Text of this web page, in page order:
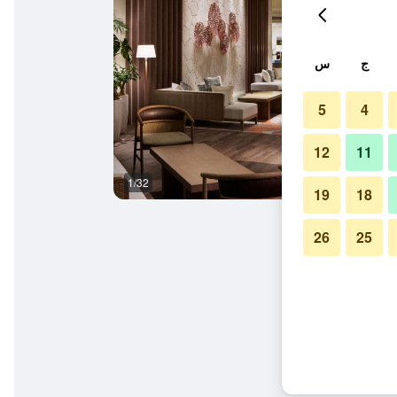
1/32
زانبا
ج س
4
5
11
12
18
19
25
26